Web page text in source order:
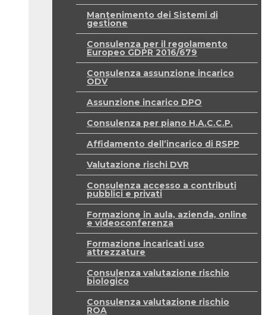
Mantenimento dei Sistemi di
gestione
Consulenza per il regolamento
Europeo GDPR 2016/679
Consulenza assunzione incarico
ODV
Assunzione incarico DPO
Consulenza per piano H.A.C.C.P.
Affidamento dell’incarico di RSPP
Valutazione rischi DVR
Consulenza accesso a contributi
pubblici e privati
Formazione in aula, azienda, online
e videoconferenza
Formazione incaricati uso
attrezzature
Consulenza valutazione rischio
biologico
Consulenza valutazione rischio
ROA